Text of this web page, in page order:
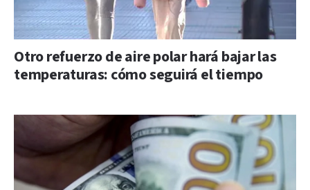
Otro refuerzo de aire polar hará bajar las
temperaturas: cómo seguirá el tiempo